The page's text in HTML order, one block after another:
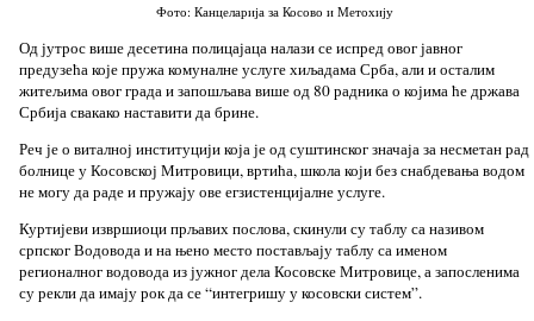
Фото: Канцеларија за Косово и Метохију
Од јутрос више десетина полицајаца налази се испред овог јавног
предузећа које пружа комуналне услуге хиљадама Срба, али и осталим
житељима овог града и запошљава више од 80 радника о којима ће држава
Србија свакако наставити да брине.
Реч је о виталној институцији која је од суштинског значаја за несметан рад
болнице у Косовској Митровици, вртића, школа који без снабдевања водом
не могу да раде и пружају ове егзистенцијалне услуге.
Куртијеви извршиоци прљавих послова, скинули су таблу са називом
српског Водовода и на њено место постављају таблу са именом
регионалног водовода из јужног дела Косовске Митровице, а запосленима
су рекли да имају рок да се “интегришу у косовски систем”.